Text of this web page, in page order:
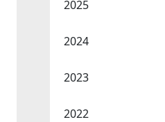
2025
2024
2023
2022